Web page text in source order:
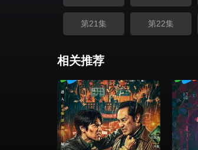
第21集 第22集
相关推荐